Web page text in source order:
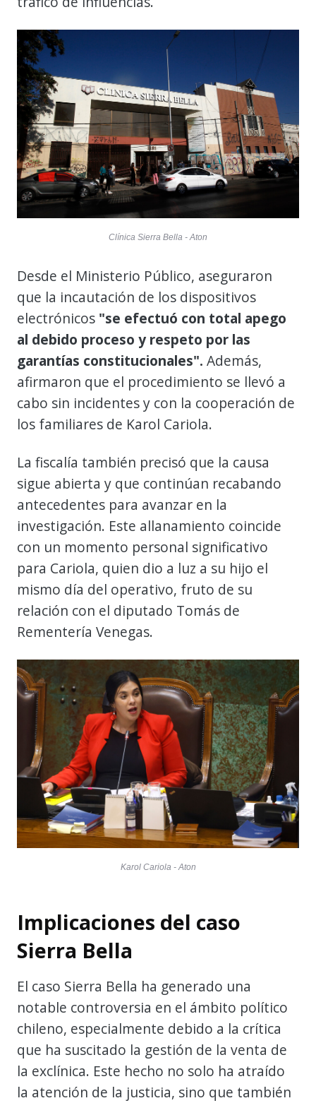
Clínica Sierra Bella - Aton
Desde el Ministerio Público, aseguraron
que la incautación de los dispositivos
electrónicos "se efectuó con total apego
al debido proceso y respeto por las
garantías constitucionales". Además,
afirmaron que el procedimiento se llevó a
cabo sin incidentes y con la cooperación de
los familiares de Karol Cariola.
La fiscalía también precisó que la causa
sigue abierta y que continúan recabando
antecedentes para avanzar en la
investigación. Este allanamiento coincide
con un momento personal significativo
para Cariola, quien dio a luz a su hijo el
mismo día del operativo, fruto de su
relación con el diputado Tomás de
Rementería Venegas.
Karol Cariola - Aton
Implicaciones del caso
Sierra Bella
El caso Sierra Bella ha generado una
notable controversia en el ámbito político
chileno, especialmente debido a la crítica
que ha suscitado la gestión de la venta de
la exclínica. Este hecho no solo ha atraído
la atención de la justicia, sino que también